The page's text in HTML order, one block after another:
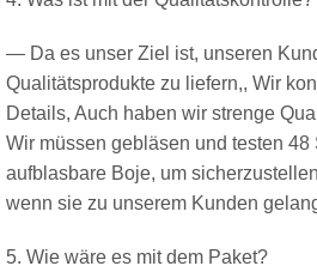
— Da es unser Ziel ist, unseren
Qualitätsprodukte zu liefern,, Wir
Details, Auch haben wir strenge
Wir müssen gebläsen und testen 48
aufblasbare Boje, um
wenn sie zu unserem Kunden
5. Wie wäre es mit dem Paket?